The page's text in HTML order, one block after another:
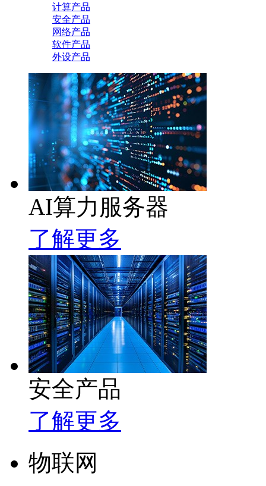
计算产品
安全产品
网络产品
软件产品
外设产品
AI算力服务器
了解更多
安全产品
了解更多
物联网